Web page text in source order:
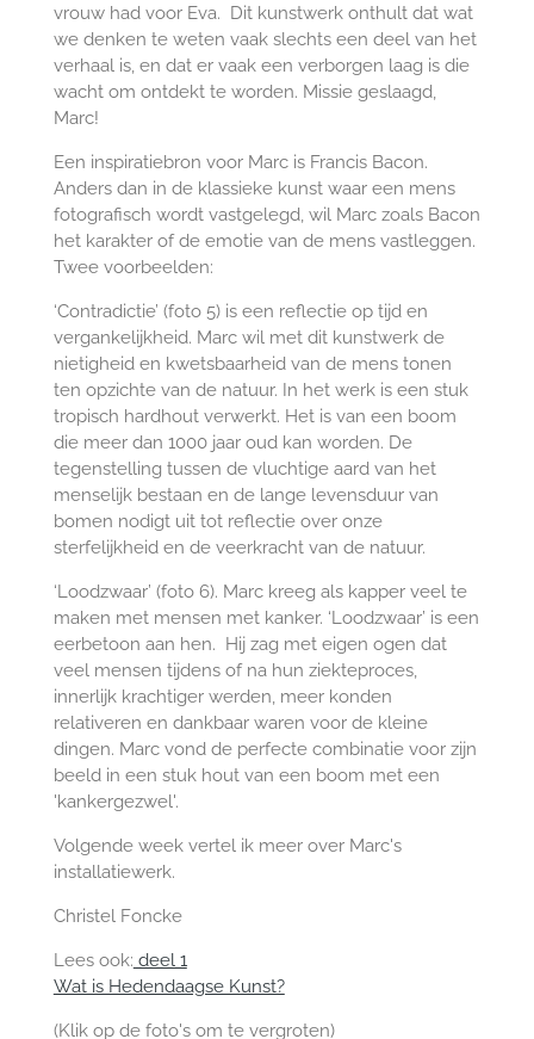
vrouw had voor Eva. Dit kunstwerk onthult dat wat
we denken te weten vaak slechts een deel van het
verhaal is, en dat er vaak een verborgen laag is die
wacht om ontdekt te worden. Missie geslaagd,
Marc!
Een inspiratiebron voor Marc is Francis Bacon.
Anders dan in de klassieke kunst waar een mens
fotografisch wordt vastgelegd, wil Marc zoals Bacon
het karakter of de emotie van de mens vastleggen.
Twee voorbeelden:
‘Contradictie’ (foto 5) is een reflectie op tijd en
vergankelijkheid. Marc wil met dit kunstwerk de
nietigheid en kwetsbaarheid van de mens tonen
ten opzichte van de natuur. In het werk is een stuk
tropisch hardhout verwerkt. Het is van een boom
die meer dan 1000 jaar oud kan worden. De
tegenstelling tussen de vluchtige aard van het
menselijk bestaan en de lange levensduur van
bomen nodigt uit tot reflectie over onze
sterfelijkheid en de veerkracht van de natuur.
‘Loodzwaar’ (foto 6). Marc kreeg als kapper veel te
maken met mensen met kanker. ‘Loodzwaar’ is een
eerbetoon aan hen. Hij zag met eigen ogen dat
veel mensen tijdens of na hun ziekteproces,
innerlijk krachtiger werden, meer konden
relativeren en dankbaar waren voor de kleine
dingen. Marc vond de perfecte combinatie voor zijn
beeld in een stuk hout van een boom met een
'kankergezwel'.
Volgende week vertel ik meer over Marc's
installatiewerk.
Christel Foncke
Lees ook: deel 1
Wat is Hedendaagse Kunst?
(Klik op de foto's om te vergroten)